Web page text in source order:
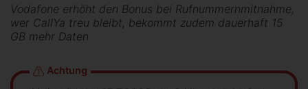
Vodafone erhöht den Bonus bei Rufnummernmitnahme,
wer CallYa treu bleibt, bekommt zudem dauerhaft 15
GB mehr Daten
Achtung